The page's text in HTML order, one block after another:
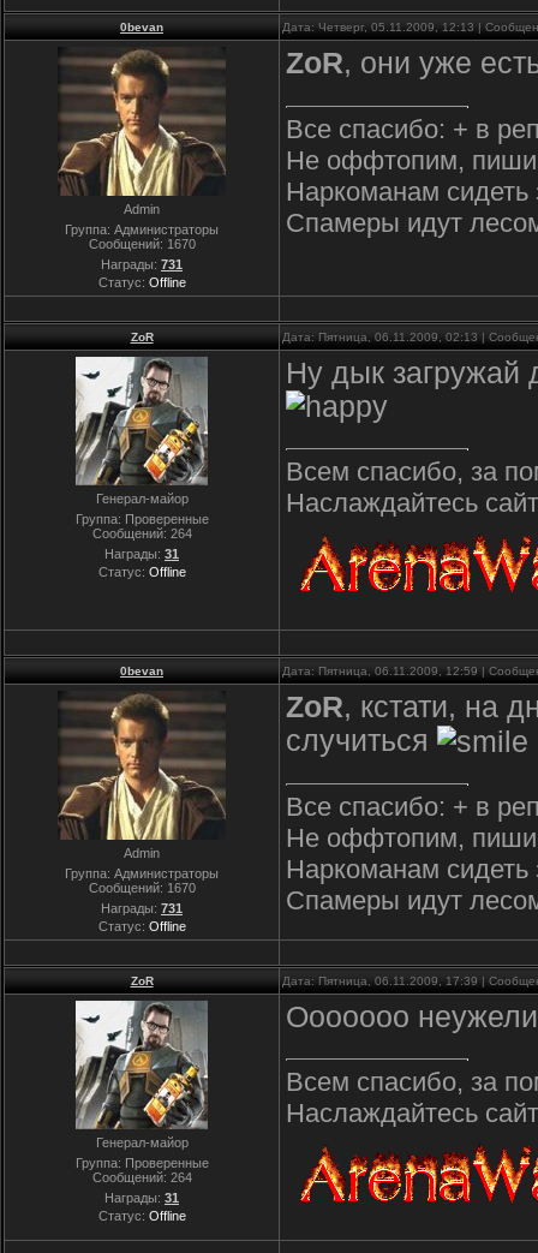
0bevan Дата: Четверг, 05.11.2009, 12:13 |
Admin
Группа: Администраторы
Сообщений: 1670
Награды: 731
Статус: Offline
ZoR, они уже
Все спасибо: + в
Не оффтопим,
Наркоманам сидеть
Спамеры идут
ZoR Дата: Пятница, 06.11.2009, 02:13 |
Генерал-майор
Группа: Проверенные
Сообщений: 264
Награды: 31
Статус: Offline
Ну дык загружай
Всем спасибо, за
Наслаждайтесь
0bevan Дата: Пятница, 06.11.2009, 12:59 |
Admin
Группа: Администраторы
Сообщений: 1670
Награды: 731
Статус: Offline
ZoR, кстати, на
случиться
Все спасибо: + в
Не оффтопим,
Наркоманам сидеть
Спамеры идут
ZoR Дата: Пятница, 06.11.2009, 17:39 |
Генерал-майор
Группа: Проверенные
Сообщений: 264
Награды: 31
Статус: Offline
Ооооооо
Всем спасибо, за
Наслаждайтесь